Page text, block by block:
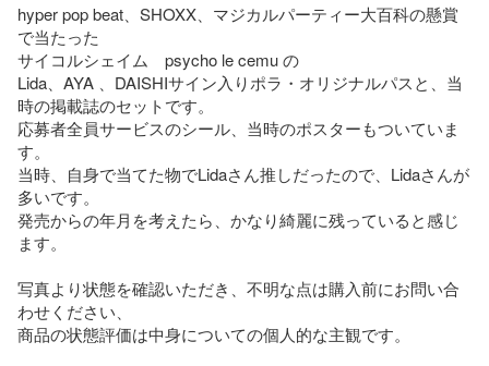
hyper pop beat、SHOXX、マジカルパーティー大百科の懸賞
で当たった
サイコルシェイム　psycho le cemu の
Lida、AYA 、DAISHIサイン入りポラ・オリジナルパスと、当
時の掲載誌のセットです。
応募者全員サービスのシール、当時のポスターもついていま
す。
当時、自身で当てた物でLidaさん推しだったので、Lidaさんが
多いです。
発売からの年月を考えたら、かなり綺麗に残っていると感じ
ます。
写真より状態を確認いただき、不明な点は購入前にお問い合
わせください、
商品の状態評価は中身についての個人的な主観です。